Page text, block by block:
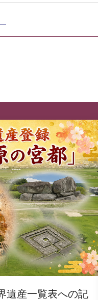
遺産一覧表への記